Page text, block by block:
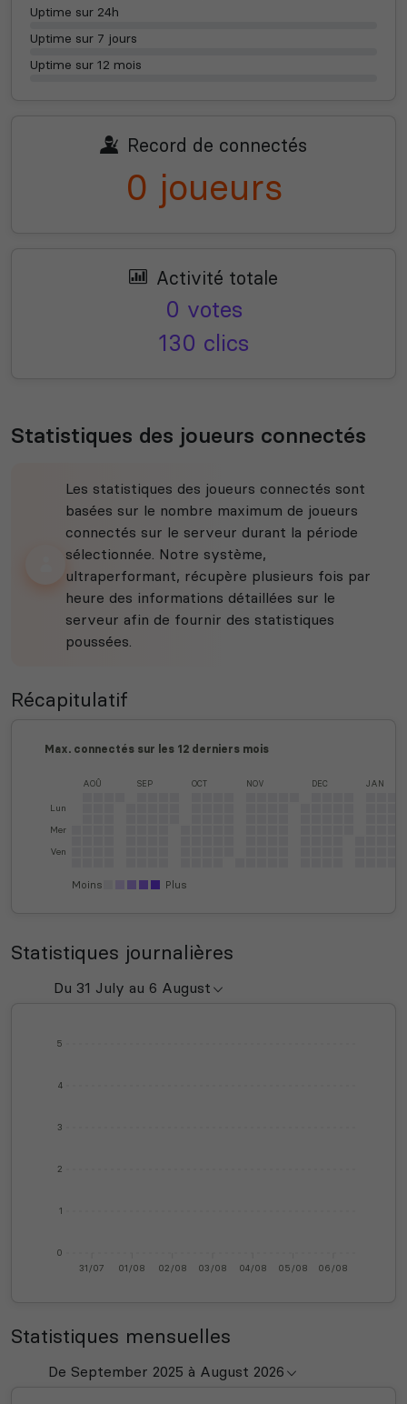
Uptime sur 24h
Uptime sur 7 jours
Uptime sur 12 mois
Record de connectés
0 joueurs
Activité totale
0 votes
130 clics
Statistiques des joueurs connectés
Les statistiques des joueurs connectés sont
basées sur le nombre maximum de joueurs
connectés sur le serveur durant la période
sélectionnée. Notre système,
ultraperformant, récupère plusieurs fois par
heure des informations détaillées sur le
serveur afin de fournir des statistiques
poussées.
Récapitulatif
Max. connectés sur les 12 derniers mois
Lun
Mer
Ven
AOÛ SEP OCT NOV DEC JAN
Moins Plus
Statistiques journalières
0
1
2
3
4
5
31/07 01/08 02/08 03/08 04/08 05/08 06/08
Statistiques mensuelles